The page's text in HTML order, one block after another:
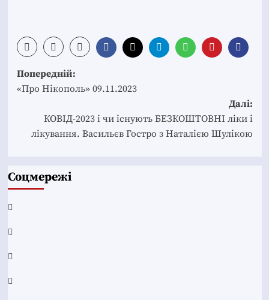
Post
navigation
Попередній:
«Про Нікополь» 09.11.2023
Далі:
КОВІД-2023 і чи існують БЕЗКОШТОВНІ ліки і
лікування. Васильєв Гостро з Наталією Шулікою
Соцмережі
Facebook
YouTube
Telegram
Instagram